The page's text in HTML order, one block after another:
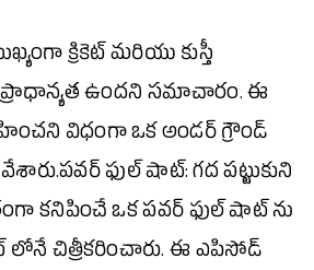
క్రికెట్మరియు కుస్తీ
ప్రాధాన్యత ఉందని సమాచారం. ఈ
విధంగా ఒక అండర్ గ్రౌండ్
వేశారు.పవర్ ఫుల్ షాట్: గద పట్టుకుని
కనిపించే ఒక పవర్ ఫుల్ షాట్ ను
లోనే చిత్రీకరించారు. ఈ ఎపిసోడ్